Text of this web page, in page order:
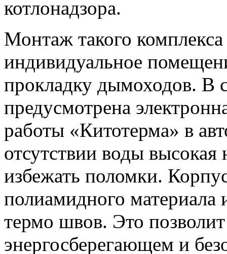
котлонадзора.
Монтаж такого комплекса
индивидуальное
прокладку дымоходов. В
предусмотрена
работы «Китотерма» в
отсутствии воды
избежать поломки.
полиамидного
термо швов. Это
энергосберегающем и